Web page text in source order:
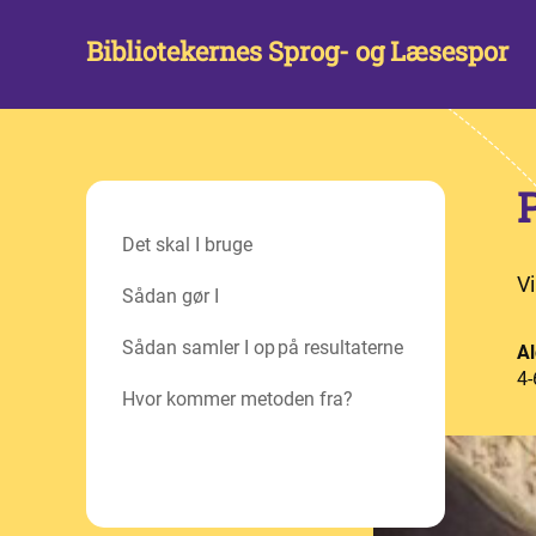
Bibliotekernes Sprog- og Læsespor
Det skal I bruge
Sådan gør I
Sådan samler I op på resultaterne
Hvor kommer metoden fra?